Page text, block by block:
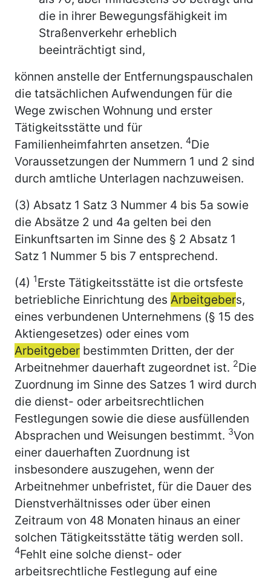
die in ihrer Bewegungsfähigkeit im
Straßenverkehr erheblich
beeinträchtigt sind,
können anstelle der Entfernungspauschalen
die tatsächlichen Aufwendungen für die
Wege zwischen Wohnung und erster
Tätigkeitsstätte und für
Familienheimfahrten ansetzen. 4Die
Voraussetzungen der Nummern 1 und 2 sind
durch amtliche Unterlagen nachzuweisen.
(3) Absatz 1 Satz 3 Nummer 4 bis 5a sowie
die Absätze 2 und 4a gelten bei den
Einkunftsarten im Sinne des § 2 Absatz 1
Satz 1 Nummer 5 bis 7 entsprechend.
(4) 1Erste Tätigkeitsstätte ist die ortsfeste
betriebliche Einrichtung des Arbeitgebers,
eines verbundenen Unternehmens (§ 15 des
Aktiengesetzes) oder eines vom
Arbeitgeber bestimmten Dritten, der der
Arbeitnehmer dauerhaft zugeordnet ist. 2Die
Zuordnung im Sinne des Satzes 1 wird durch
die dienst- oder arbeitsrechtlichen
Festlegungen sowie die diese ausfüllenden
Absprachen und Weisungen bestimmt. 3Von
einer dauerhaften Zuordnung ist
insbesondere auszugehen, wenn der
Arbeitnehmer unbefristet, für die Dauer des
Dienstverhältnisses oder über einen
Zeitraum von 48 Monaten hinaus an einer
solchen Tätigkeitsstätte tätig werden soll.
4Fehlt eine solche dienst- oder
arbeitsrechtliche Festlegung auf eine